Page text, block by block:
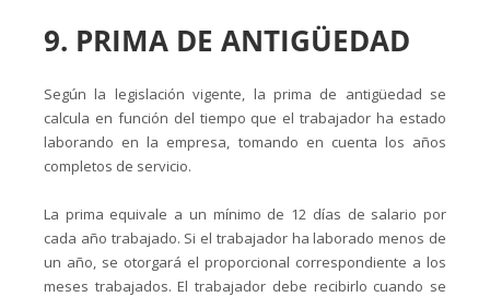
9. PRIMA DE ANTIGÜEDAD
Según la legislación vigente, la prima de antigüedad se
calcula en función del tiempo que el trabajador ha estado
laborando en la empresa, tomando en cuenta los años
completos de servicio.
La prima equivale a un mínimo de 12 días de salario por
cada año trabajado. Si el trabajador ha laborado menos de
un año, se otorgará el proporcional correspondiente a los
meses trabajados. El trabajador debe recibirlo cuando se